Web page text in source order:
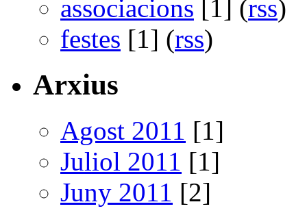
associacions [1] (rss)
festes [1] (rss)
Arxius
Agost 2011 [1]
Juliol 2011 [1]
Juny 2011 [2]